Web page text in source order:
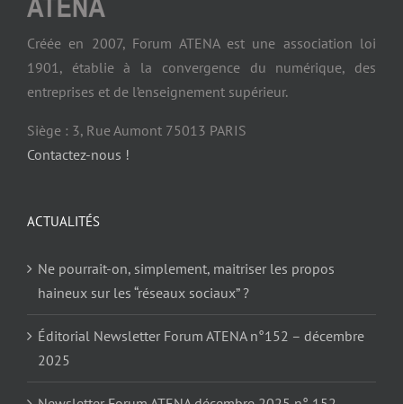
Créée en 2007, Forum ATENA est une association loi
1901, établie à la convergence du numérique, des
entreprises et de l’enseignement supérieur.
Siège : 3, Rue Aumont 75013 PARIS
Contactez-nous !
ACTUALITÉS
Ne pourrait-on, simplement, maitriser les propos
haineux sur les “réseaux sociaux” ?
Éditorial Newsletter Forum ATENA n°152 – décembre
2025